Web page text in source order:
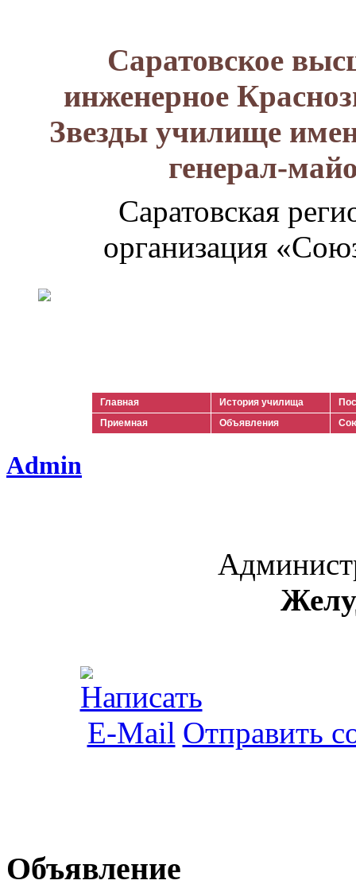
Саратовское
инженерное
Звезды училище
генерал-
Саратовская
организация
Главная История училища
Приемная
Объявления
Admin
Отправить
Объявление